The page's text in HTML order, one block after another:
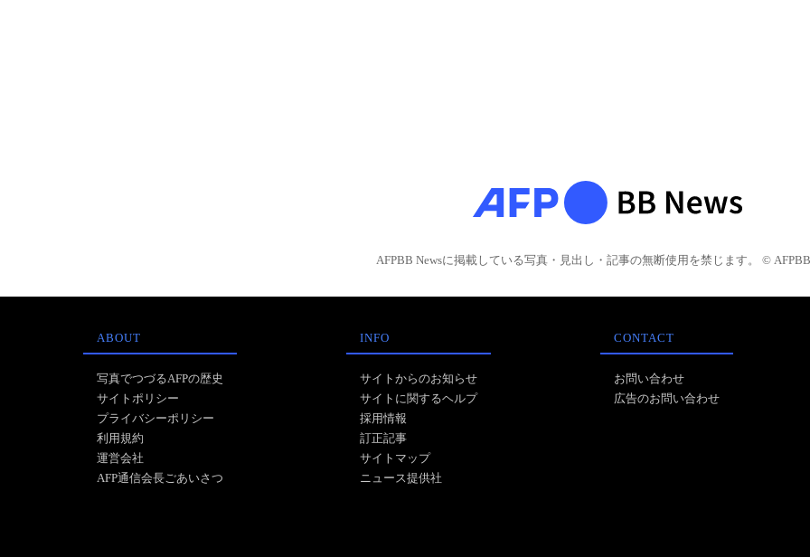
AFPBB Newsに掲載している写真・見出し・記事の無断使用を禁じます。 © AFPBB
ABOUT
写真でつづるAFPの歴史
サイトポリシー
プライバシーポリシー
利用規約
運営会社
AFP通信会長ごあいさつ
INFO
サイトからのお知らせ
サイトに関するヘルプ
採用情報
訂正記事
サイトマップ
ニュース提供社
CONTACT
お問い合わせ
広告のお問い合わせ